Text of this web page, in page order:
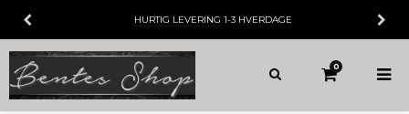
HURTIG LEVERING1-3 HVERDAGE
0